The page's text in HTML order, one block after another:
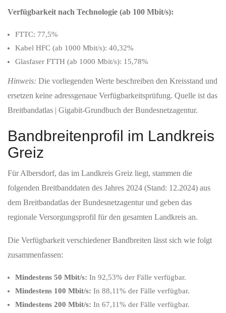
Verfügbarkeit nach Technologie (ab 100 Mbit/s):
FTTC: 77,5%
Kabel HFC (ab 1000 Mbit/s): 40,32%
Glasfaser FTTH (ab 1000 Mbit/s): 15,78%
Hinweis: Die vorliegenden Werte beschreiben den Kreisstand und
ersetzen keine adressgenaue Verfügbarkeitsprüfung. Quelle ist das
Breitbandatlas | Gigabit-Grundbuch der Bundesnetzagentur.
Bandbreitenprofil im Landkreis
Greiz
Für Albersdorf, das im Landkreis Greiz liegt, stammen die
folgenden Breitbanddaten des Jahres 2024 (Stand: 12.2024) aus
dem Breitbandatlas der Bundesnetzagentur und geben das
regionale Versorgungsprofil für den gesamten Landkreis an.
Die Verfügbarkeit verschiedener Bandbreiten lässt sich wie folgt
zusammenfassen:
Mindestens 50 Mbit/s: In 92,53% der Fälle verfügbar.
Mindestens 100 Mbit/s: In 88,11% der Fälle verfügbar.
Mindestens 200 Mbit/s: In 67,11% der Fälle verfügbar.